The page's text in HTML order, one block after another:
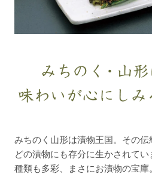
みちのく山形は漬物王国。その
どの漬物にも存分に生かされてい
種類も多彩、まさにお漬物の宝